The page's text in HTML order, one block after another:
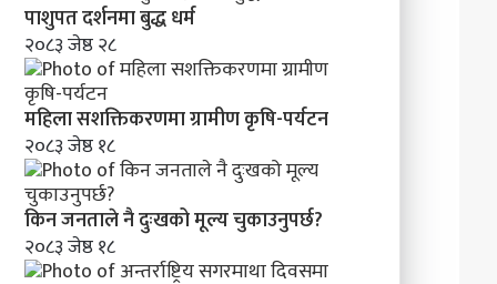
पाशुपत दर्शनमा बुद्ध धर्म​
२०८३ जेष्ठ २८
महिला सशक्तिकरणमा ग्रामीण कृषि-पर्यटन
२०८३ जेष्ठ १८
किन जनताले नै दुःखको मूल्य चुकाउनुपर्छ?
२०८३ जेष्ठ १८